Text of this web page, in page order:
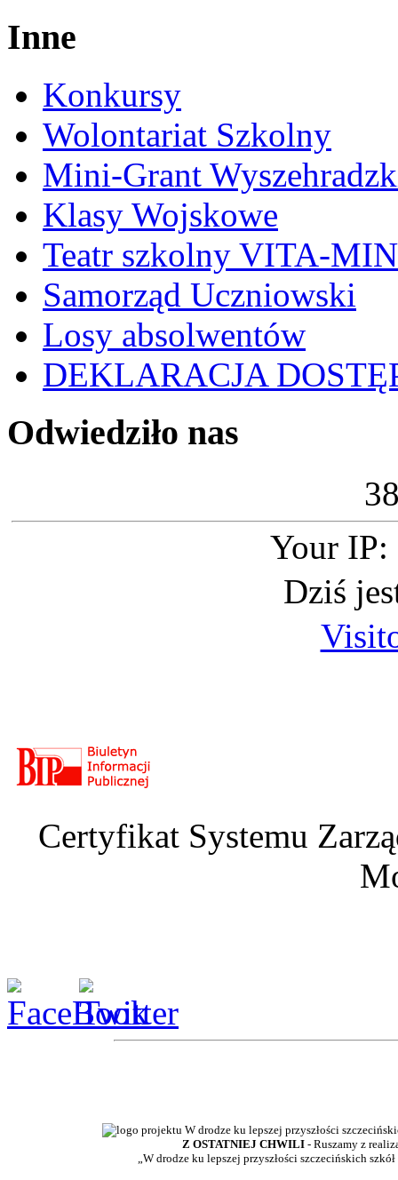
Inne
Konkursy
Wolontariat Szkolny
Mini-Grant
Klasy Wojskowe
Teatr szkolny VITA-
Samorząd Uczniowski
Losy absolwentów
DEKLARACJA
Odwiedziło nas
3
Your IP:
Dziś
Certyfikat Systemu
Z OSTATNIEJ CHWILI - Ruszamy z
„W drodze ku lepszej przyszłości szczecińskich